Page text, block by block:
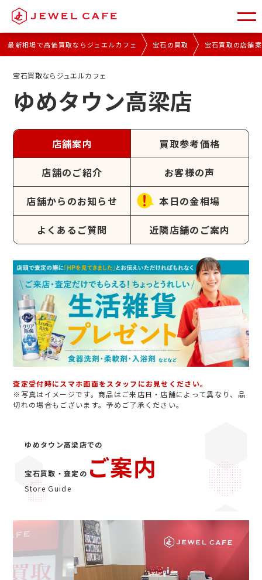
最新相場で高価買取ならジュエルカフェ 宝石の買取 宝石買取の店舗
宝石買取ならジュエルカフェ
ゆめタウン高梁店
店舗案内 買取参考価格
店舗のご紹介 お客様の声
店舗からのお知らせ 本日の金相場
よくあるご質問 近隣店舗のご案内
査定受付時にスマホ画面をスタッフにお見せください。
※写真はイメージです。商品はご来店日・店舗によって異なり、品
切れの場合もございます。予めご了承ください。
ゆめタウン高梁店での
宝石買取・査定の ご案内
Store Guide